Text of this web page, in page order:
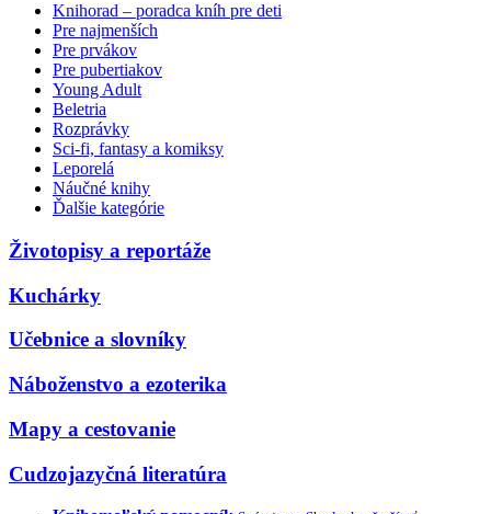
Knihorad – poradca kníh pre deti
Pre najmenších
Pre prvákov
Pre pubertiakov
Young Adult
Beletria
Rozprávky
Sci-fi, fantasy a komiksy
Leporelá
Náučné knihy
Ďalšie kategórie
Životopisy a reportáže
Kuchárky
Učebnice a slovníky
Náboženstvo a ezoterika
Mapy a cestovanie
Cudzojazyčná literatúra